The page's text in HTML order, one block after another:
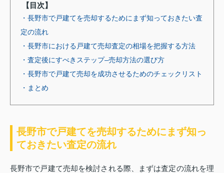
【目次】
・長野市で戸建てを売却するためにまず知っておきたい査
定の流れ
・長野市における戸建て売却査定の相場を把握する方法
・査定後にすべきステップ–売却方法の選び方
・長野市で戸建て売却を成功させるためのチェックリスト
・まとめ
長野市で戸建てを売却するためにまず知っ
ておきたい査定の流れ
長野市で戸建て売却を検討される際、まずは査定の流れを理